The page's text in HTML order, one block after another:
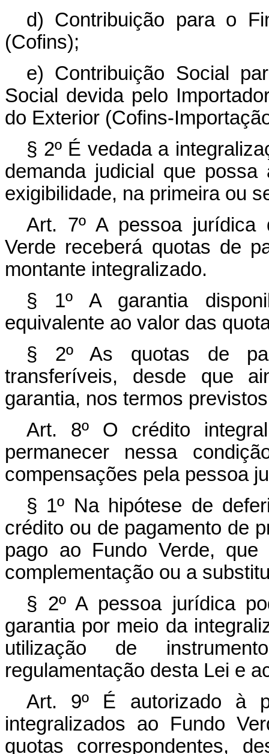
d) Contribuição para o
(Cofins);
e) Contribuição Social
Social devida pelo
do Exterior (Cofins-
§ 2º É vedada a
demanda judicial que
exigibilidade, na primeira ou
Art. 7º A pessoa jurídica
Verde receberá quotas de
montante integralizado.
§ 1º A garantia
equivalente ao valor das
§ 2º As quotas de
transferíveis, desde que
garantia, nos termos
Art. 8º O crédito
permanecer nessa
compensações pela pessoa
§ 1º Na hipótese de
crédito ou de pagamento de
pago ao Fundo Verde,
complementação ou a
§ 2º A pessoa jurídica
garantia por meio da
utilização de
regulamentação desta Lei e
Art. 9º É autorizado à
integralizados ao Fundo
quotas correspondentes,